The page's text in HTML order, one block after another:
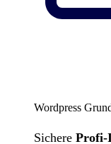
Wordpress
Sichere Profi-